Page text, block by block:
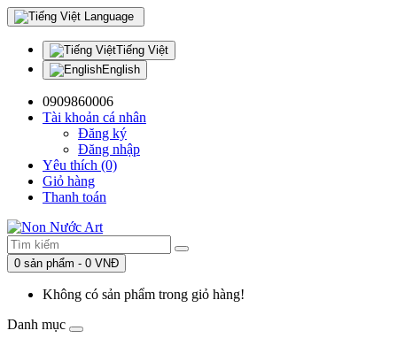
Language
Tiếng Việt
English
0909860006
Tài khoản cá nhân
Đăng ký
Đăng nhập
Yêu thích (0)
Giỏ hàng
Thanh toán
0 sản phẩm - 0 VNĐ
Không có sản phẩm trong giỏ hàng!
Danh mục